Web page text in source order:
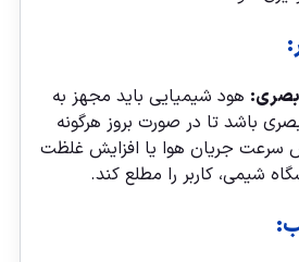
بصری: هود شیمیایی باید مجهز به
باشد تا در صورت بروز هرگونه
سرعت جریان هوا یا افزایش غلظت
شیمی، کاربر را مطلع کند.